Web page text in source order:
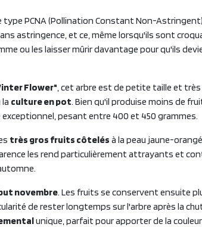
type PCNA (Pollination Constant Non-
astringence, et ce, même lorsqu'ils sont
ou les laisser mûrir davantage pour qu'ils
Flower" , cet arbre est de petite taille et
la culture en pot. Bien qu'il produise moins de
pesant entre 400 et 450 grammes.
très gros fruits côtelés à la peau jaune-
les rend particulièrement attrayants et
novembre. Les fruits se conservent ensuite
de rester longtemps sur l'arbre après la
unique, parfait pour apporter de la